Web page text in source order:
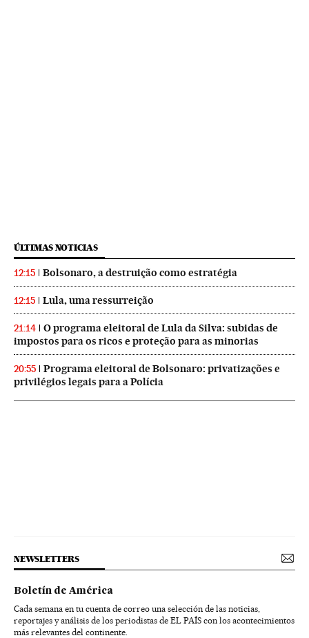
ÚLTIMAS NOTICIAS
12:15 Bolsonaro, a destruição como estratégia
12:15 Lula, uma ressurreição
21:14
O programa eleitoral de Lula da Silva: subidas de
impostos para os ricos e proteção para as minorias
20:55
Programa eleitoral de Bolsonaro: privatizações e
privilégios legais para a Polícia
NEWSLETTERS
Boletín de América
Cada semana en tu cuenta de correo una selección de las noticias,
reportajes y análisis de los periodistas de EL PAÍS con los acontecimientos
más relevantes del continente.